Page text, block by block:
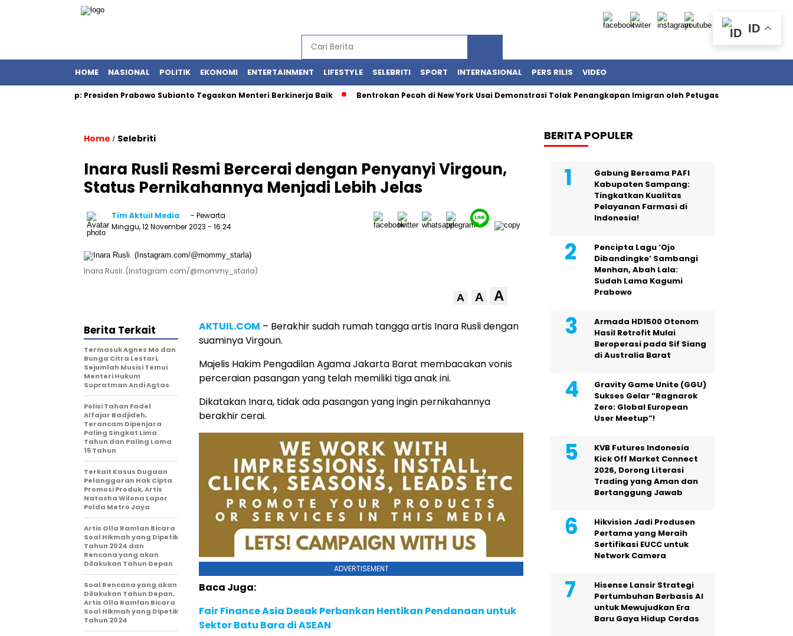
HOME NASIONAL POLITIK EKONOMI ENTERTAINMENT LIFESTYLE SELEBRITI SPORT INTERNASIONAL PERS RILIS VIDEO
Terungkap: Presiden Prabowo Subianto Tegaskan Menteri Berkinerja Baik Bentrokan Pecah di New York Usai Demonstrasi Tolak Penangkapan Imigran oleh Petugas ICE AS
Home / Selebriti
Inara Rusli Resmi Bercerai dengan Penyanyi Virgoun,
Status Pernikahannya Menjadi Lebih Jelas
Tim Aktuil Media
- Pewarta
Minggu, 12 November 2023 - 16:24
Inara Rusli. (Instagram.com/@mommy_starla)
A A A
AKTUIL.COM – Berakhir sudah rumah tangga artis Inara Rusli dengan
suaminya Virgoun.
Majelis Hakim Pengadilan Agama Jakarta Barat membacakan vonis
perceraian pasangan yang telah memiliki tiga anak ini.
Dikatakan Inara, tidak ada pasangan yang ingin pernikahannya
berakhir cerai.
ADVERTISEMENT
Baca Juga:
Fair Finance Asia Desak Perbankan Hentikan Pendanaan untuk
Sektor Batu Bara di ASEAN
Berita Terkait
Termasuk Agnes Mo dan
Bunga Citra Lestari,
Sejumlah Musisi Temui
Menteri Hukum
Supratman Andi Agtas
Polisi Tahan Fadel
Alfajar Badjideh,
Terancam Dipenjara
Paling Singkat Lima
Tahun dan Paling Lama
15 Tahun
Terkait Kasus Dugaan
Pelanggaran Hak Cipta
Promosi Produk, Artis
Natasha Wilona Lapor
Polda Metro Jaya
Artis Olla Ramlan Bicara
Soal Hikmah yang Dipetik
Tahun 2024 dan
Rencana yang akan
Dilakukan Tahun Depan
Soal Rencana yang akan
Dilakukan Tahun Depan,
Artis Olla Ramlan Bicara
Soal Hikmah yang Dipetik
Tahun 2024
BERITA POPULER
Gabung Bersama PAFI
Kabupaten Sampang:
Tingkatkan Kualitas
Pelayanan Farmasi di
Indonesia!
Pencipta Lagu ‘Ojo
Dibandingke’ Sambangi
Menhan, Abah Lala:
Sudah Lama Kagumi
Prabowo
Armada HD1500 Otonom
Hasil Retrofit Mulai
Beroperasi pada Sif Siang
di Australia Barat
Gravity Game Unite (GGU)
Sukses Gelar “Ragnarok
Zero: Global European
User Meetup”!
KVB Futures Indonesia
Kick Off Market Connect
2026, Dorong Literasi
Trading yang Aman dan
Bertanggung Jawab
Hikvision Jadi Produsen
Pertama yang Meraih
Sertifikasi EUCC untuk
Network Camera
Hisense Lansir Strategi
Pertumbuhan Berbasis AI
untuk Mewujudkan Era
Baru Gaya Hidup Cerdas
ID